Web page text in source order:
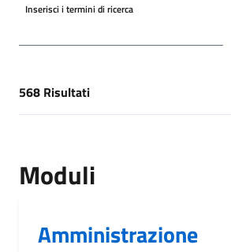
Inserisci i termini di ricerca
[results] Risultati
568 Risultati
Moduli
Amministrazione